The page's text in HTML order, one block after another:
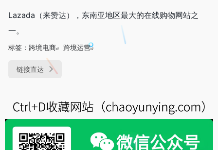
Lazada（来赞达），东南亚地区最大的在线购物网站之
一。
标签： 跨境电商 跨境运营
链接直达